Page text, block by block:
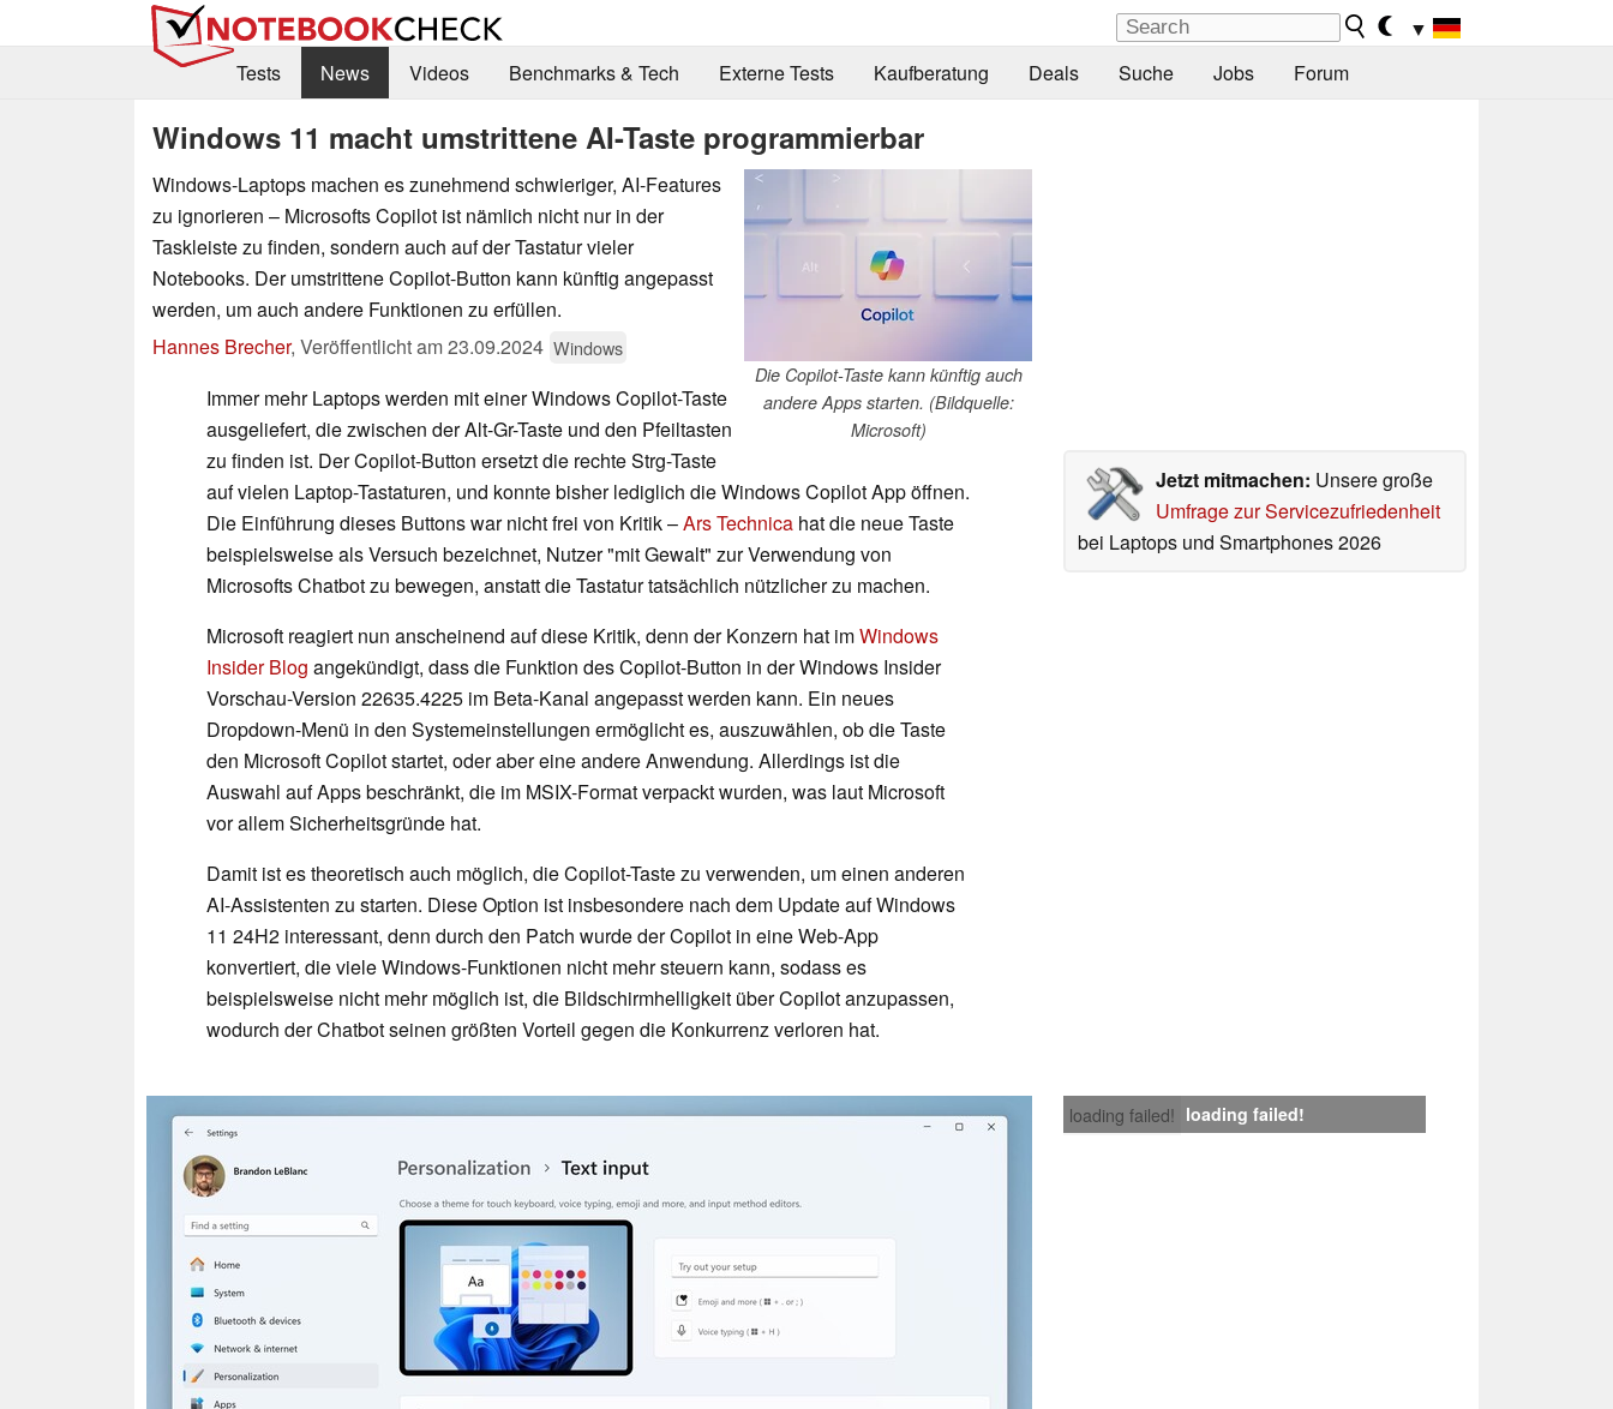
▼
Tests
News Videos Benchmarks & Tech Externe Tests Kaufberatung Deals Suche Jobs Forum
Windows 11 macht umstrittene AI-Taste programmierbar
Die Copilot-Taste kann künftig auch
andere Apps starten. (Bildquelle:
Microsoft)
Windows-Laptops machen es zunehmend schwieriger, AI-Features
zu ignorieren – Microsofts Copilot ist nämlich nicht nur in der
Taskleiste zu finden, sondern auch auf der Tastatur vieler
Notebooks. Der umstrittene Copilot-Button kann künftig angepasst
werden, um auch andere Funktionen zu erfüllen.
Hannes Brecher, Veröffentlicht am23.09.2024 Windows
Jetzt mitmachen: Unsere große
Umfrage zur Servicezufriedenheit
bei Laptops und Smartphones 2026
Immer mehr Laptops werden mit einer Windows Copilot-Taste
ausgeliefert, die zwischen der Alt-Gr-Taste und den Pfeiltasten
zu finden ist. Der Copilot-Button ersetzt die rechte Strg-Taste
auf vielen Laptop-Tastaturen, und konnte bisher lediglich die Windows Copilot App öffnen.
Die Einführung dieses Buttons war nicht frei von Kritik –Ars Technica hat die neue Taste
beispielsweise als Versuch bezeichnet, Nutzer "mit Gewalt" zur Verwendung von
Microsofts Chatbot zu bewegen, anstatt die Tastatur tatsächlich nützlicher zu machen.
Microsoft reagiert nun anscheinend auf diese Kritik, denn der Konzern hat imWindows
Insider Blog angekündigt, dass die Funktion des Copilot-Button in der Windows Insider
Vorschau-Version 22635.4225 im Beta-Kanal angepasst werden kann. Ein neues
Dropdown-Menü in den Systemeinstellungen ermöglicht es, auszuwählen, ob die Taste
den Microsoft Copilot startet, oder aber eine andere Anwendung. Allerdings ist die
Auswahl auf Apps beschränkt, die im MSIX-Format verpackt wurden, was laut Microsoft
vor allem Sicherheitsgründe hat.
Damit ist es theoretisch auch möglich, die Copilot-Taste zu verwenden, um einen anderen
AI-Assistenten zu starten. Diese Option ist insbesondere nach dem Update auf Windows
11 24H2 interessant, denn durch den Patch wurde der Copilot in eine Web-App
konvertiert, die viele Windows-Funktionen nicht mehr steuern kann, sodass es
beispielsweise nicht mehr möglich ist, die Bildschirmhelligkeit über Copilot anzupassen,
wodurch der Chatbot seinen größten Vorteil gegen die Konkurrenz verloren hat.
loading failed! loading failed!